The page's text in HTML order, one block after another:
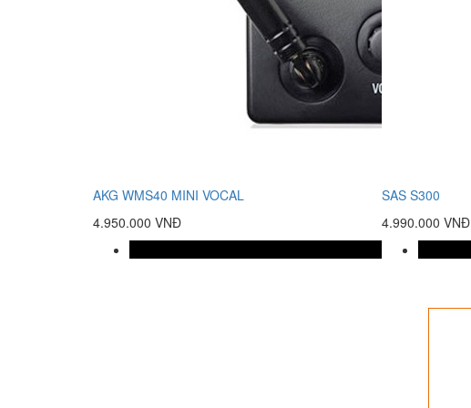
AKG WMS40 MINI VOCAL
4.950.000 VNĐ
SAS S300
4.990.000 VNĐ